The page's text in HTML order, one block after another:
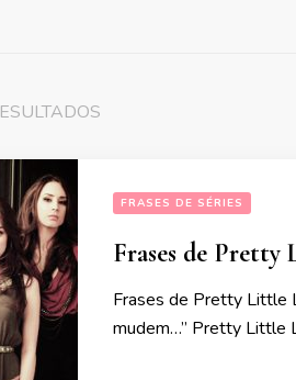
FRASES DE SÉRIES
Frases de Pretty
Frases de Pretty Little
mudem…” Pretty Little